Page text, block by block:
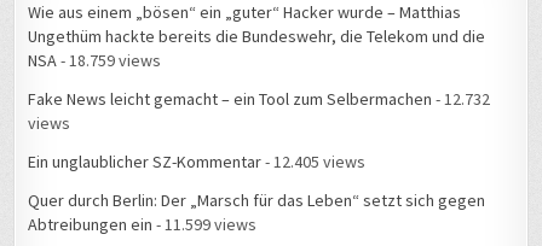
Wie aus einem „bösen“ ein „guter“ Hacker wurde – Matthias
Ungethüm hackte bereits die Bundeswehr, die Telekom und die
NSA- 18.759 views
Fake News leicht gemacht – ein Tool zum Selbermachen - 12.732
views
Ein unglaublicher SZ-Kommentar- 12.405 views
Quer durch Berlin: Der „Marsch für das Leben“ setzt sich gegen
Abtreibungen ein - 11.599 views